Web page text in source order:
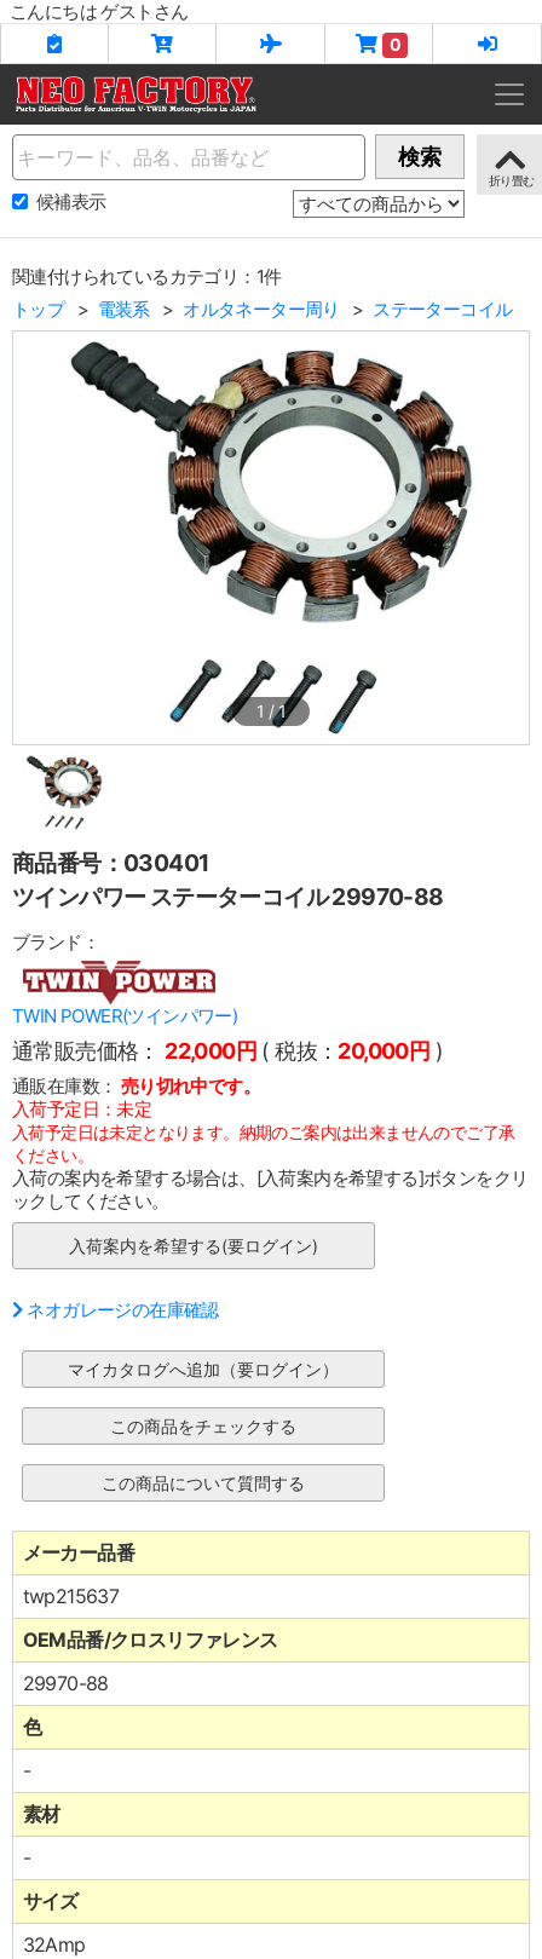
こんにちは ゲストさん
0
Name 検索
候補表示
関連付けられているカテゴリ：1件
トップ
電装系 オルタネーター周り ステーターコイル
1 /1
商品番号：030401
ツインパワー ステーターコイル 29970-88
ブランド：
TWIN POWER(ツインパワー)
通常販売価格： 22,000円 ( 税抜： 20,000円 )
通販在庫数： 売り切れ中です。
入荷予定日：未定
入荷予定日は未定となります。納期のご案内は出来ませんのでご了承
ください。
入荷の案内を希望する場合は、[入荷案内を希望する]ボタンをクリ
ックしてください。
ネオガレージの在庫確認
メーカー品番
twp215637
OEM品番/クロスリファレンス
29970-88
色
-
素材
-
サイズ
32Amp